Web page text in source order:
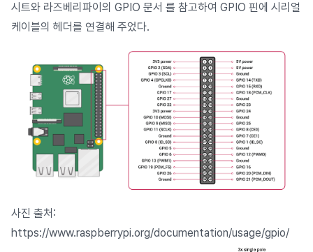
시트와 라즈베리파이의 GPIO 문서 를 참고하여 GPIO 핀에 시리얼
케이블의 헤더를 연결해 주었다.
사진 출처:
https://www.raspberrypi.org/documentation/usage/gpio/